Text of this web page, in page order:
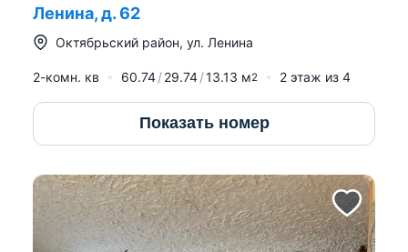
Ленина, д. 62
Октябрьский район, ул. Ленина
2-комн. кв 60.74 29.74 13.13 м2 2 этаж из 4
Показать номер